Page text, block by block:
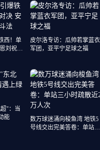
西！单
刘祝润
皮尔洛专访：瓜帅若掌蓝衣
军团，亚平宁足球之福
"：当
能
数万球迷涌向梭鱼湾 地铁5
号线交出完美答卷：单站三